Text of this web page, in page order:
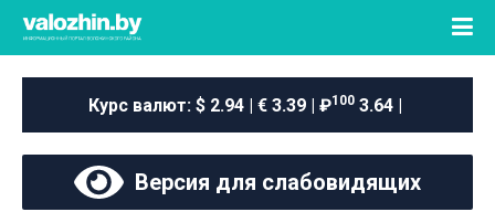
Курс валют: $ 2.94 | € 3.39 | ₽100 3.64 |
Версия для слабовидящих